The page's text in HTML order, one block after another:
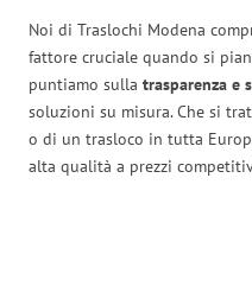
Noi di Traslochi Modena
fattore cruciale quando si
puntiamo sulla trasparenza e
soluzioni su misura. Che si
o di un trasloco in tutta
alta qualità a prezzi